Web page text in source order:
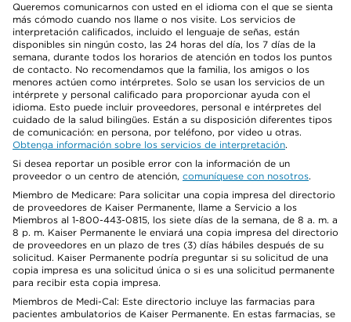
Queremos comunicarnos con usted en el idioma con el que se sienta
más cómodo cuando nos llame o nos visite. Los servicios de
interpretación calificados, incluido el lenguaje de señas, están
disponibles sin ningún costo, las 24 horas del día, los 7 días de la
semana, durante todos los horarios de atención en todos los puntos
de contacto. No recomendamos que la familia, los amigos o los
menores actúen como intérpretes. Solo se usan los servicios de un
intérprete y personal calificado para proporcionar ayuda con el
idioma. Esto puede incluir proveedores, personal e intérpretes del
cuidado de la salud bilingües. Están a su disposición diferentes tipos
de comunicación: en persona, por teléfono, por video u otras.
Obtenga información sobre los servicios de interpretación.
Si desea reportar un posible error con la información de un
proveedor o un centro de atención, comuníquese con nosotros.
Miembro de Medicare: Para solicitar una copia impresa del directorio
de proveedores de Kaiser Permanente, llame a Servicio a los
Miembros al 1-800-443-0815, los siete días de la semana, de 8 a. m. a
8 p. m. Kaiser Permanente le enviará una copia impresa del directorio
de proveedores en un plazo de tres (3) días hábiles después de su
solicitud. Kaiser Permanente podría preguntar si su solicitud de una
copia impresa es una solicitud única o si es una solicitud permanente
para recibir esta copia impresa.
Miembros de Medi-Cal: Este directorio incluye las farmacias para
pacientes ambulatorios de Kaiser Permanente. En estas farmacias, se